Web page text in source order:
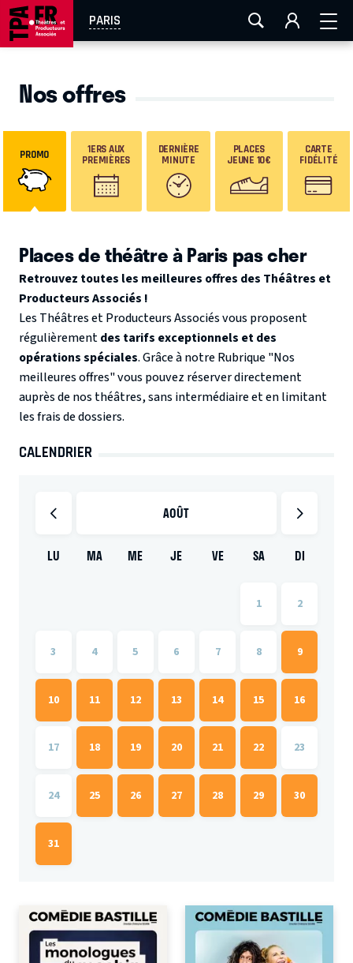
PARIS
AIX-MARSEILLE LA ROCHELLE
EN TOURNÉE
Nos offres
PROMO
1ERS AUX
PREMIÈRES
DERNIÈRE
MINUTE
PLACES
JEUNE 10€
CARTE
FIDÉLITÉ
Places de théâtre à Paris pas cher
Retrouvez toutes les meilleures offres des Théâtres et
Producteurs Associés !
Les Théâtres et Producteurs Associés vous proposent
régulièrementdes tarifs exceptionnels et des
opérations spéciales. Grâce à notre Rubrique "Nos
meilleures offres" vous pouvez réserver directement
auprès de nos théâtres, sans intermédiaire et en limitant
les frais de dossiers.
CALENDRIER
AOÛT
LU MA ME JE VE SA DI
1 2
3 4 5 6 7 8 9
10 11 12 13 14 15 16
17 18 19 20 21 22 23
24 25 26 27 28 29 30
31